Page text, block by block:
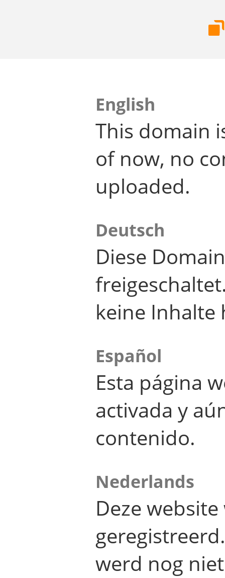
English
This domain
of now, no
uploaded.
Deutsch
Diese
keine Inhalte
Español
Esta página
activada y
contenido.
Nederlands
Deze
werd nog